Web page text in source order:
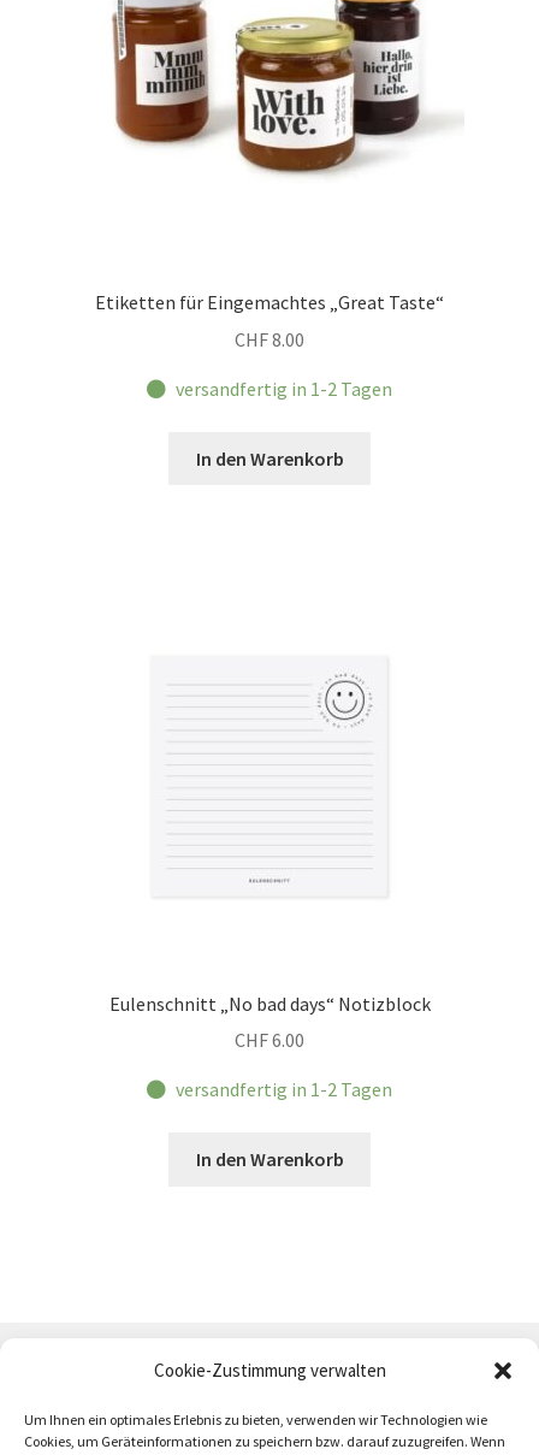
Cookie-Zustimmung verwalten
Um Ihnen ein optimales Erlebnis zu bieten, verwenden wir Technologien wie
Cookies, um Geräteinformationen zu speichern bzw. darauf zuzugreifen. Wenn
Etiketten für Eingemachtes „Great Taste“
CHF8.00
versandfertig in 1-2 Tagen
In den Warenkorb
Eulenschnitt „No bad days“ Notizblock
CHF6.00
versandfertig in 1-2 Tagen
In den Warenkorb